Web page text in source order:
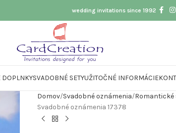
wedding invitations since 1992
DOPLNKYSVADOBNÉ SETYUŽITOČNÉ INFORMÁCIE
Domov Svadobné oznámenia Romantické
Svadobné oznámenia 17378